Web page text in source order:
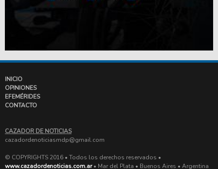
INICIO
OPINIONES
EFEMÉRIDES
CONTACTO
CAZADOR DE NOTICIAS
cazadordenoticiasmdp@gmail.com
© COPYRIGHTS 2016 • Todos los derechos reservados •
www.cazadordenoticias.com.ar• Mar del Plata • Buenos Aires • Argentina